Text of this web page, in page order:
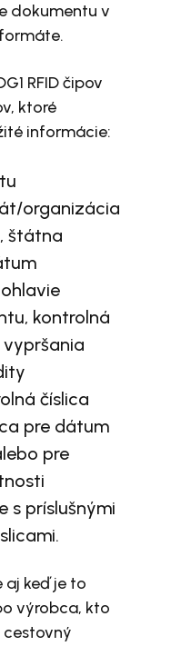
dokumentu v
RFID čipov
ktoré
informácie:
organizácia
štátna
kontrolná
číslica
pre dátum
pre
s príslušnými
keď je to
výrobca, kto